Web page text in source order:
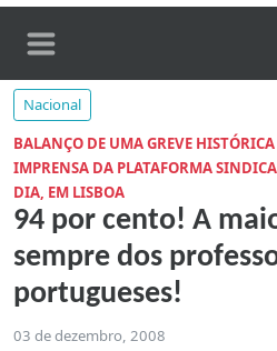
Nacional
BALANÇO DE UMA GREVE
IMPRENSA DA PLATAFORMA
DIA, EM LISBOA
94 por cento! A
sempre dos
portugueses!
03 de dezembro, 2008